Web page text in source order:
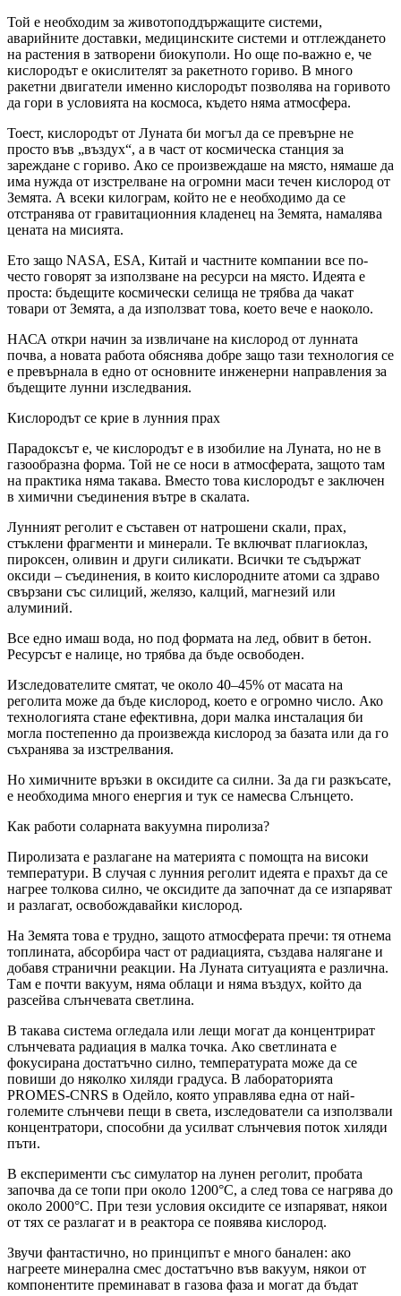
Той е необходим за животоподдържащите системи,
аварийните доставки, медицинските системи и отглеждането
на растения в затворени биокуполи. Но още по-важно е, че
кислородът е окислителят за ракетното гориво. В много
ракетни двигатели именно кислородът позволява на горивото
да гори в условията на космоса, където няма атмосфера.
Тоест, кислородът от Луната би могъл да се превърне не
просто във „въздух“, а в част от космическа станция за
зареждане с гориво. Ако се произвеждаше на място, нямаше да
има нужда от изстрелване на огромни маси течен кислород от
Земята. А всеки килограм, който не е необходимо да се
отстранява от гравитационния кладенец на Земята, намалява
цената на мисията.
Ето защо NASA, ESA, Китай и частните компании все по-
често говорят за използване на ресурси на място. Идеята е
проста: бъдещите космически селища не трябва да чакат
товари от Земята, а да използват това, което вече е наоколо.
НАСА откри начин за извличане на кислород от лунната
почва, а новата работа обяснява добре защо тази технология се
е превърнала в едно от основните инженерни направления за
бъдещите лунни изследвания.
Кислородът се крие в лунния прах
Парадоксът е, че кислородът е в изобилие на Луната, но не в
газообразна форма. Той не се носи в атмосферата, защото там
на практика няма такава. Вместо това кислородът е заключен
в химични съединения вътре в скалата.
Лунният реголит е съставен от натрошени скали, прах,
стъклени фрагменти и минерали. Те включват плагиоклаз,
пироксен, оливин и други силикати. Всички те съдържат
оксиди – съединения, в които кислородните атоми са здраво
свързани със силиций, желязо, калций, магнезий или
алуминий.
Все едно имаш вода, но под формата на лед, обвит в бетон.
Ресурсът е налице, но трябва да бъде освободен.
Изследователите смятат, че около 40–45% от масата на
реголита може да бъде кислород, което е огромно число. Ако
технологията стане ефективна, дори малка инсталация би
могла постепенно да произвежда кислород за базата или да го
съхранява за изстрелвания.
Но химичните връзки в оксидите са силни. За да ги разкъсате,
е необходима много енергия и тук се намесва Слънцето.
Как работи соларната вакуумна пиролиза?
Пиролизата е разлагане на материята с помощта на високи
температури. В случая с лунния реголит идеята е прахът да се
нагрее толкова силно, че оксидите да започнат да се изпаряват
и разлагат, освобождавайки кислород.
На Земята това е трудно, защото атмосферата пречи: тя отнема
топлината, абсорбира част от радиацията, създава налягане и
добавя странични реакции. На Луната ситуацията е различна.
Там е почти вакуум, няма облаци и няма въздух, който да
разсейва слънчевата светлина.
В такава система огледала или лещи могат да концентрират
слънчевата радиация в малка точка. Ако светлината е
фокусирана достатъчно силно, температурата може да се
повиши до няколко хиляди градуса. В лабораторията
PROMES-CNRS в Одейло, която управлява една от най-
големите слънчеви пещи в света, изследователи са използвали
концентратори, способни да усилват слънчевия поток хиляди
пъти.
В експерименти със симулатор на лунен реголит, пробата
започва да се топи при около 1200°C, а след това се нагрява до
около 2000°C. При тези условия оксидите се изпаряват, някои
от тях се разлагат и в реактора се появява кислород.
Звучи фантастично, но принципът е много банален: ако
нагреете минерална смес достатъчно във вакуум, някои от
компонентите преминават в газова фаза и могат да бъдат